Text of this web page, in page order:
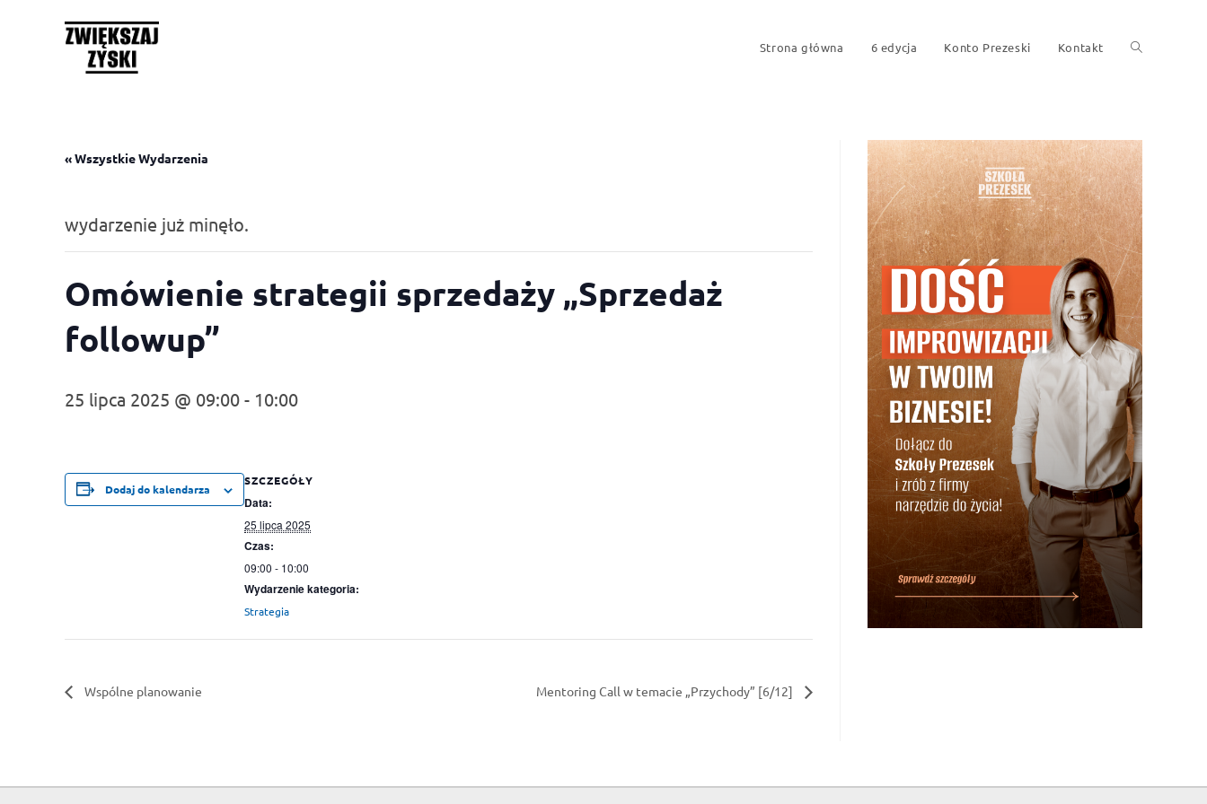
Strona główna 6 edycja Konto Prezeski Kontakt
« Wszystkie Wydarzenia
wydarzenie już minęło.
Omówienie strategii sprzedaży „Sprzedaż
followup”
25 lipca 2025 @ 09:00 - 10:00
Dodaj do kalendarza
SZCZEGÓŁY
Data:
25 lipca 2025
Czas:
09:00 - 10:00
Wydarzenie kategoria:
Strategia
Wspólne planowanie Mentoring Call w temacie „Przychody” [6/12]